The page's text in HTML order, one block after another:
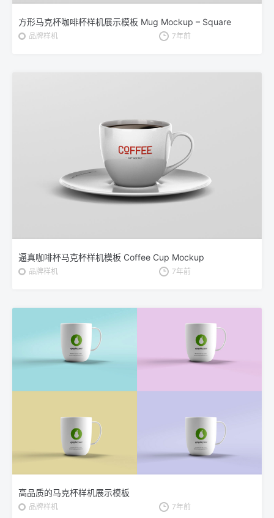
方形马克杯咖啡杯样机展示模板 Mug Mockup – Square
品牌样机 7年前
逼真咖啡杯马克杯样机模板 Coffee Cup Mockup
品牌样机 7年前
高品质的马克杯样机展示模板
品牌样机 7年前